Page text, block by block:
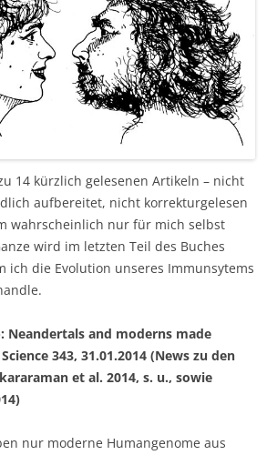
14 kürzlich gelesenen Artikeln – nicht
aufbereitet, nicht korrekturgelesen
wahrscheinlich nur für mich selbst
wird im letzten Teil des Buches
ich die Evolution unseres Immunsytems
Neandertals and moderns made
343, 31.01.2014 (News zu den
et al. 2014, s. u., sowie
nur moderne Humangenome aus